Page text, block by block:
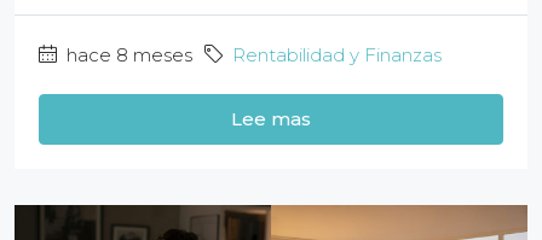
hace 8 meses Rentabilidad y Finanzas
Lee mas